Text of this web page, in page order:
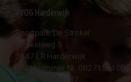
VVOG Harderwijk
Sportpark 'De Strokel'
Strokelweg 5
3847 LR Harderwijk
BTW Nummer NL 002715910B01
KvK Nr 40094437